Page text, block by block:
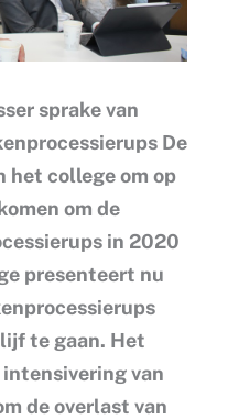
sprake van
De
het college om op
om de
in 2020
presenteert nu
te gaan. Het
van
de overlast van